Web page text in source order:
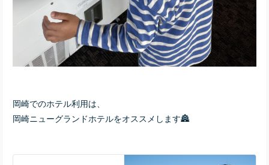
岡崎でのホテル利用は、
岡崎ニューグランドホテルをオススメします🏯